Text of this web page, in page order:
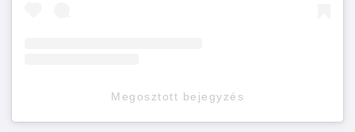
Megosztott bejegyzés